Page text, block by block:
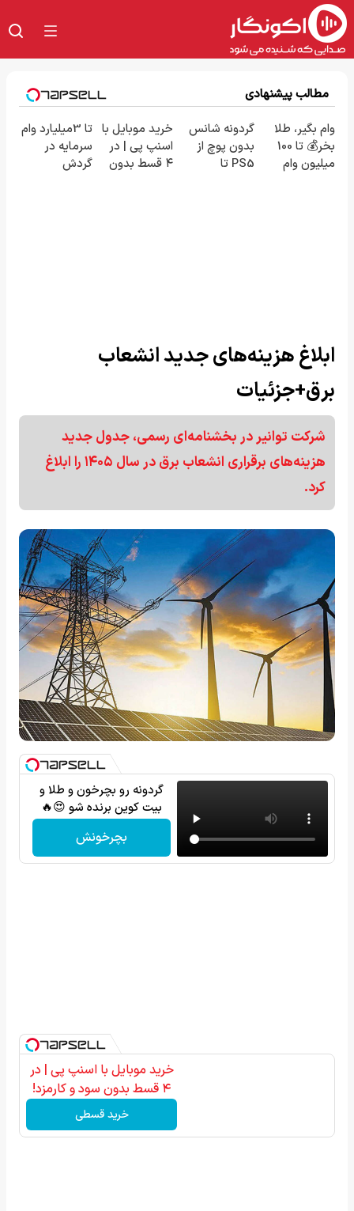
مطالب پیشنهادی
وام بگیر، طلا
بخر💰 تا 100
میلیون وام
گردونه شانس
بدون پوچ از
PS5 تا
خرید موبایل با
اسنپ پی | در
۴ قسط بدون
تا 3میلیارد وام
سرمایه در
گردش
ابلاغ هزینه‌های جدید انشعاب
برق+جزئیات
شرکت توانیر در بخشنامه‌ای رسمی، جدول جدید
هزینه‌های برقراری انشعاب برق در سال ۱۴۰۵ را ابلاغ
کرد.
گردونه رو بچرخون و طلا و
بیت کوین برنده شو 😍🔥
بچرخونش
خرید موبایل با اسنپ پی | در
۴ قسط بدون سود و کارمزد!
خرید قسطی